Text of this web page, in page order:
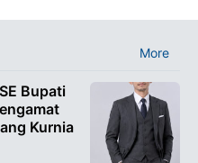
More
Bupati
Kurnia